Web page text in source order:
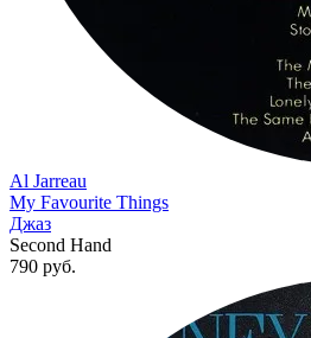
Al Jarreau
My Favourite Things
Джаз
Second Hand
790 руб.